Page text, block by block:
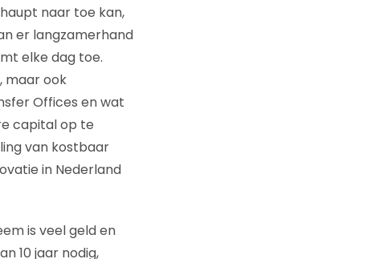
naar toe kan,
er langzamerhand
elke dag toe.
maar ook
Offices en wat
capital op te
van kostbaar
in Nederland
is veel geld en
10 jaar nodig,